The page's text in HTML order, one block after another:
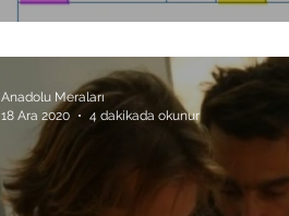
Anadolu Meraları
18 Ara 2020
4 dakikada okunur